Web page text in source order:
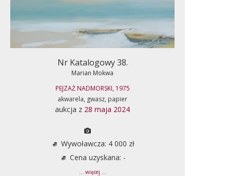
Nr Katalogowy 38.
Marian Mokwa
PEJZAŻ NADMORSKI, 1975
akwarela, gwasz, papier
aukcja z 28 maja 2024
Wywoławcza: 4 000 zł
Cena uzyskana: -
... więcej ...